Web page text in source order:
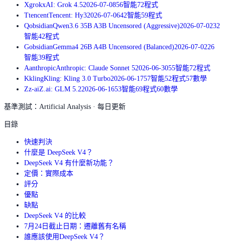
XgrokxAI: Grok 4.52026-07-0856智能72程式
TtencentTencent: Hy32026-07-0642智能59程式
QobsidianQwen3.6 35B A3B Uncensored (Aggressive)2026-07-0232
智能42程式
GobsidianGemma4 26B A4B Uncensored (Balanced)2026-07-0226
智能39程式
AanthropicAnthropic: Claude Sonnet 52026-06-3055智能72程式
KklingKling: Kling 3.0 Turbo2026-06-1757智能52程式57數學
Zz-aiZ.ai: GLM 5.22026-06-1653智能69程式60數學
基準測試：Artificial Analysis · 每日更新
目錄
快速判決
什麼是 DeepSeek V4？
DeepSeek V4 有什麼新功能？
定價：實際成本
評分
優點
缺點
DeepSeek V4 的比較
7月24日截止日期：遷離舊有名稱
誰應該使用DeepSeek V4？